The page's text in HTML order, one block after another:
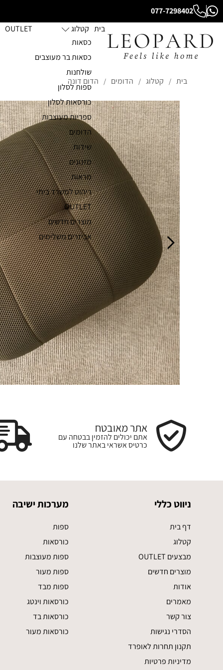
077-7298402
בית קטלוג
כסאות
כסאות בר מעוצבים
שולחנות
ספות לסלון
כורסאות לסלון
ספריות מעוצבות
הדומים
שידות
מזנונים
מראות
ריהוט למשרד ביתי
OUTLET
מוצרים חדשים
אביזרים משלימים
OUTLET
בית / קטלוג / הדומים / הדום דונה
אתר מאובטח
אתם יכולים להזמין בבטחה עם
כרטיס אשראי באתר שלנו
ניווט כללי
דף בית
קטלוג
מבצעים OUTLET
מוצרים חדשים
אודות
מאמרים
צור קשר
הסדרי נגישות
תקנון תחרות לאופרד
מדיניות פרטיות
מערכות ישיבה
ספות
כורסאות
ספות מעוצבות
ספות מעור
ספות מבד
כורסאות וינטג
כורסאות בד
כורסאות מעור